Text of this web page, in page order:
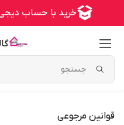
قوانین مرجوعی